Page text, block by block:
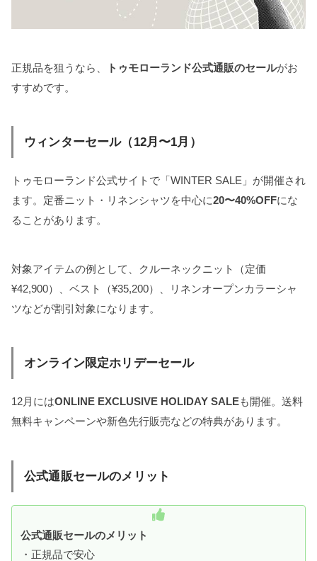
正規品を狙うなら、 トゥモローランド公式通販のセールがお
すすめです。
ウィンターセール（12月〜1月）
トゥモローランド公式サイトで「WINTER SALE」が開催され
ます。定番ニット・リネンシャツを中心に20〜40%OFFにな
ることがあります。
対象アイテムの例として、クルーネックニット（定価
¥42,900）、ベスト（¥35,200）、リネンオープンカラーシャ
ツなどが割引対象になります。
オンライン限定ホリデーセール
12月にはONLINE EXCLUSIVE HOLIDAY SALEも開催。送料
無料キャンペーンや新色先行販売などの特典があります。
公式通販セールのメリット
公式通販セールのメリット
・正規品で安心